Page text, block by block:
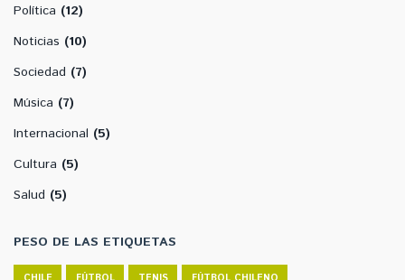
Política (12)
Noticias (10)
Sociedad (7)
Música (7)
Internacional (5)
Cultura (5)
Salud (5)
PESO DE LAS ETIQUETAS